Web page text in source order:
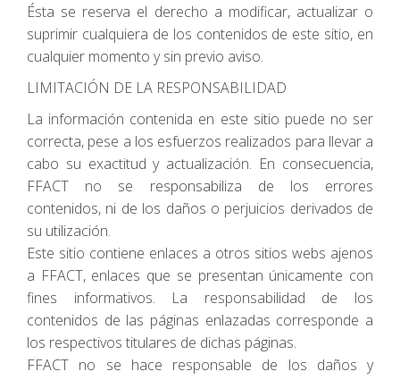
Ésta se reserva el derecho a modificar, actualizar o
suprimir cualquiera de los contenidos de este sitio, en
cualquier momento y sin previo aviso.
LIMITACIÓN DE LA RESPONSABILIDAD
La información contenida en este sitio puede no ser
correcta, pese a los esfuerzos realizados para llevar a
cabo su exactitud y actualización. En consecuencia,
FFACT no se responsabiliza de los errores
contenidos, ni de los daños o perjuicios derivados de
su utilización.
Este sitio contiene enlaces a otros sitios webs ajenos
a FFACT, enlaces que se presentan únicamente con
fines informativos. La responsabilidad de los
contenidos de las páginas enlazadas corresponde a
los respectivos titulares de dichas páginas.
FFACT no se hace responsable de los daños y